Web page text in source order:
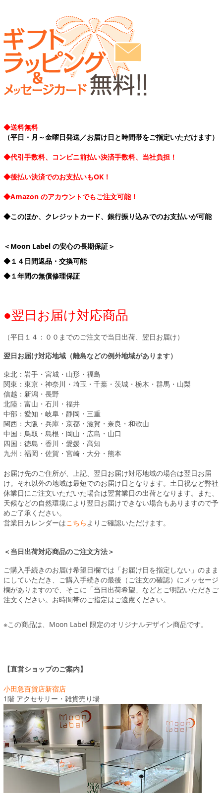
◆送料無料
（平日・月～金曜日発送／お届け日と時間帯をご指定いただけます）
◆代引手数料、コンビニ前払い決済手数料、当社負担！
◆後払い決済でのお支払いもOK！
◆Amazon のアカウントでもご注文可能！
◆このほか、クレジットカード、銀行振り込みでのお支払いが可能
＜Moon Label の安心の長期保証＞
◆１４日間返品・交換可能
◆１年間の無償修理保証
●翌日お届け対応商品
（平日１４：００までのご注文で当日出荷、翌日お届け）
翌日お届け対応地域（離島などの例外地域があります）
東北：岩手・宮城・山形・福島
関東：東京・神奈川・埼玉・千葉・茨城・栃木・群馬・山梨
信越：新潟・長野
北陸：富山・石川・福井
中部：愛知・岐阜・静岡・三重
関西：大阪・兵庫・京都・滋賀・奈良・和歌山
中国：鳥取・島根・岡山・広島・山口
四国：徳島・香川・愛媛・高知
九州：福岡・佐賀・宮崎・大分・熊本
お届け先のご住所が、上記、翌日お届け対応地域の場合は翌日お届
け。それ以外の地域は最短でのお届け日となります。土日祝など弊社
休業日にご注文いただいた場合は翌営業日の出荷となります。また、
天候などの自然環境により翌日お届けできない場合もありますので予
めご了承ください。
営業日カレンダーはこちらよりご確認いただけます。
＜当日出荷対応商品のご注文方法＞
ご購入手続きのお届け希望日欄では「お届け日を指定しない」のまま
にしていただき、ご購入手続きの最後（ご注文の確認）にメッセージ
欄がありますので、そこに「当日出荷希望」などとご明記いただきご
注文ください。お時間帯のご指定はご遠慮ください。
※この商品は、Moon Label 限定のオリジナルデザイン商品です。
【直営ショップのご案内】
小田急百貨店新宿店
1階 アクセサリー・雑貨売り場